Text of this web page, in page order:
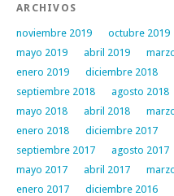
ARCHIVOS
noviembre 2019 octubre 2019
mayo 2019
abril 2019
enero 2019
diciembre 2018
septiembre 2018
agosto 2018
mayo 2018
abril 2018
enero 2018
diciembre 2017
septiembre 2017
agosto 2017
mayo 2017
abril 2017
enero 2017
diciembre 2016